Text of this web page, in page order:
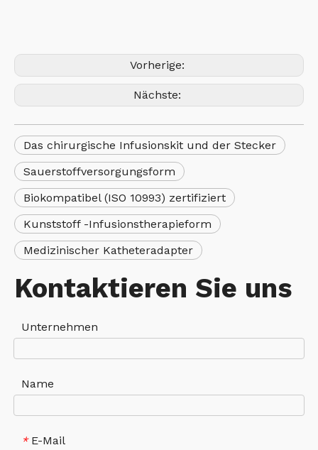
Vorherige:
Nächste:
Das chirurgische Infusionskit und der Stecker
Sauerstoffversorgungsform
Biokompatibel (ISO 10993) zertifiziert
Kunststoff -Infusionstherapieform
Medizinischer Katheteradapter
Kontaktieren Sie uns
Unternehmen
Name
* E-Mail